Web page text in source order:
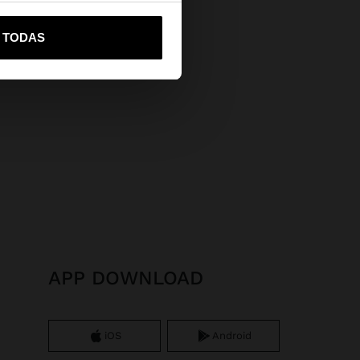
TODAS
a United States
APP DOWNLOAD
iOS Android